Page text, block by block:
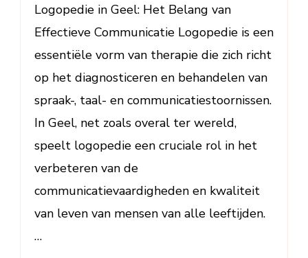
Bevordert
Logopedie in Geel: Het Belang van
Effectieve Communicatie Logopedie is een
essentiële vorm van therapie die zich richt
op het diagnosticeren en behandelen van
spraak-, taal- en communicatiestoornissen.
In Geel, net zoals overal ter wereld,
speelt logopedie een cruciale rol in het
verbeteren van de
communicatievaardigheden en kwaliteit
van leven van mensen van alle leeftijden.
…